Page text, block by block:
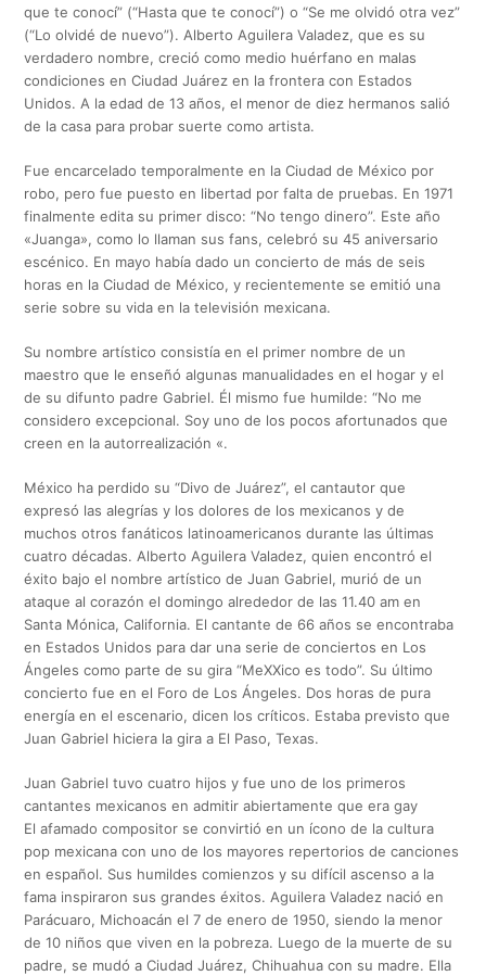
que te conocí” (“Hasta que te conocí”) o “Se me olvidó otra vez”
(“Lo olvidé de nuevo”). Alberto Aguilera Valadez, que es su
verdadero nombre, creció como medio huérfano en malas
condiciones en Ciudad Juárez en la frontera con Estados
Unidos. A la edad de 13 años, el menor de diez hermanos salió
de la casa para probar suerte como artista.
Fue encarcelado temporalmente en la Ciudad de México por
robo, pero fue puesto en libertad por falta de pruebas. En 1971
finalmente edita su primer disco: “No tengo dinero”. Este año
«Juanga», como lo llaman sus fans, celebró su 45 aniversario
escénico. En mayo había dado un concierto de más de seis
horas en la Ciudad de México, y recientemente se emitió una
serie sobre su vida en la televisión mexicana.
Su nombre artístico consistía en el primer nombre de un
maestro que le enseñó algunas manualidades en el hogar y el
de su difunto padre Gabriel. Él mismo fue humilde: “No me
considero excepcional. Soy uno de los pocos afortunados que
creen en la autorrealización «.
México ha perdido su “Divo de Juárez”, el cantautor que
expresó las alegrías y los dolores de los mexicanos y de
muchos otros fanáticos latinoamericanos durante las últimas
cuatro décadas. Alberto Aguilera Valadez, quien encontró el
éxito bajo el nombre artístico de Juan Gabriel, murió de un
ataque al corazón el domingo alrededor de las 11.40 am en
Santa Mónica, California. El cantante de 66 años se encontraba
en Estados Unidos para dar una serie de conciertos en Los
Ángeles como parte de su gira “MeXXico es todo”. Su último
concierto fue en el Foro de Los Ángeles. Dos horas de pura
energía en el escenario, dicen los críticos. Estaba previsto que
Juan Gabriel hiciera la gira a El Paso, Texas.
Juan Gabriel tuvo cuatro hijos y fue uno de los primeros
cantantes mexicanos en admitir abiertamente que era gay
El afamado compositor se convirtió en un ícono de la cultura
pop mexicana con uno de los mayores repertorios de canciones
en español. Sus humildes comienzos y su difícil ascenso a la
fama inspiraron sus grandes éxitos. Aguilera Valadez nació en
Parácuaro, Michoacán el 7 de enero de 1950, siendo la menor
de 10 niños que viven en la pobreza. Luego de la muerte de su
padre, se mudó a Ciudad Juárez, Chihuahua con su madre. Ella